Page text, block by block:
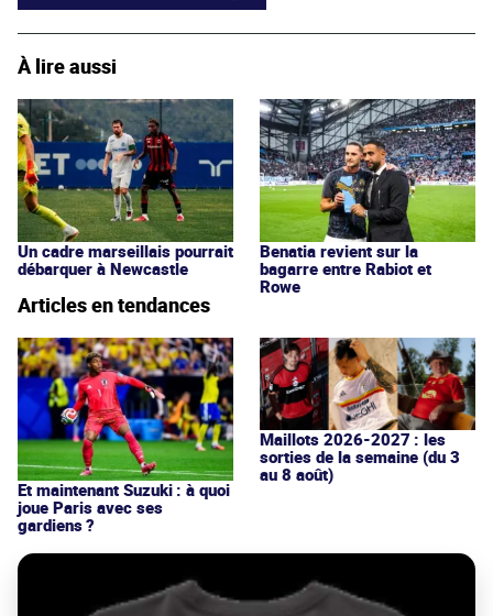
À lire aussi
Un cadre marseillais pourrait
débarquer à Newcastle
Benatia revient sur la
bagarre entre Rabiot et
Rowe
Articles en tendances
Et maintenant Suzuki : à quoi
joue Paris avec ses
gardiens ?
Maillots 2026-2027 : les
sorties de la semaine (du 3
au 8 août)